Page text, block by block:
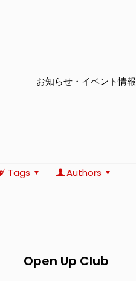
お知らせ・イベント情報
Tags Authors
Open Up Club